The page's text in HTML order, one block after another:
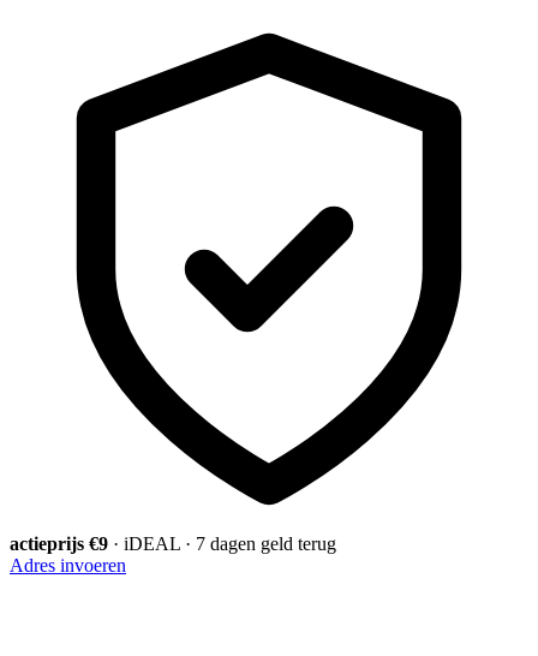
actieprijs €9 · iDEAL · 7 dagen geld terug
Adres invoeren